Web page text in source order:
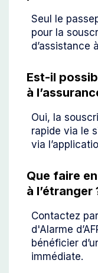
Seul le
pour la
d’assistance
Est-il
à
Oui, la
rapide via le
via
Que faire
à l’étranger
Contactez
d'Alarme
bénéficier
immédiate.